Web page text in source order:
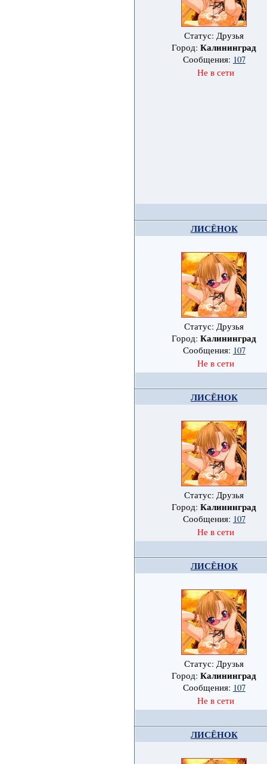
Статус: Друзья
Город:Калининград
Сообщения: 107
Не в сети
ЛИСЁНОК
Статус: Друзья
Город:Калининград
Сообщения: 107
Не в сети
ЛИСЁНОК
Статус: Друзья
Город:Калининград
Сообщения: 107
Не в сети
ЛИСЁНОК
Статус: Друзья
Город:Калининград
Сообщения: 107
Не в сети
ЛИСЁНОК